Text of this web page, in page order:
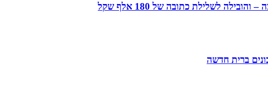
לשלילת כתובה של 180 אלף שקל
ברית חדשה